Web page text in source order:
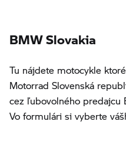
BMW Slovakia
Tu nájdete motocykle
Motorrad Slovenská
cez ľubovolného predajcu
Vo formulári si vyberte